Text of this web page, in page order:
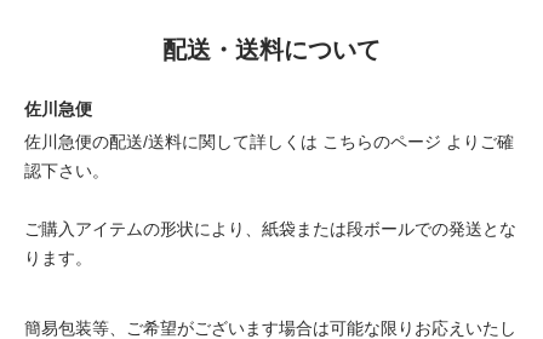
配送・送料について
佐川急便
佐川急便の配送/送料に関して詳しくは こちらのページ よりご確
認下さい。
ご購入アイテムの形状により、紙袋または段ボールでの発送とな
ります。
簡易包装等、ご希望がございます場合は可能な限りお応えいたし